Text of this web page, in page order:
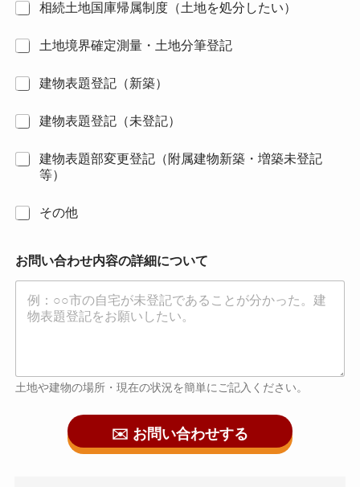
相続土地国庫帰属制度（土地を処分したい）
土地境界確定測量・土地分筆登記
建物表題登記（新築）
建物表題登記（未登記）
建物表題部変更登記（附属建物新築・増築未登記
等）
その他
お問い合わせ内容の詳細について
土地や建物の場所・現在の状況を簡単にご記入ください。
✉️ お問い合わせする